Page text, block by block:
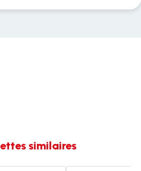
similaires